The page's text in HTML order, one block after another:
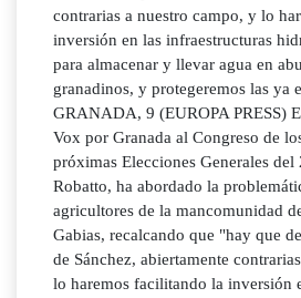
contrarias a nuestro campo, y lo
inversión en las infraestructuras
para almacenar y llevar agua en
granadinos, y protegeremos las ya
GRANADA, 9 (EUROPA PRESS)
Vox por Granada al Congreso de
próximas Elecciones Generales del
Robatto, ha abordado la
agricultores de la mancomunidad
Gabias, recalcando que "hay que
de Sánchez, abiertamente
lo haremos facilitando la inversión